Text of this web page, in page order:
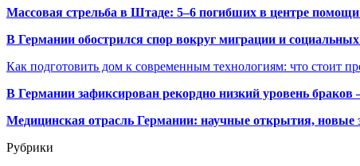
Массовая стрельба в Штаде: 5–6 погибших в центре
В Германии обострился спор вокруг миграции и социальных
Как подготовить дом к современным технологиям: что стоит
В Германии зафиксирован рекордно низкий уровень
Медицинская отрасль Германии: научные открытия, новые
Рубрики